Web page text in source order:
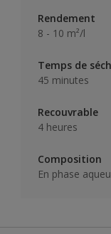
Rendement
8 - 10 m²/l
Temps de
45 minutes
Recouvrable
4 heures
Composition
En phase